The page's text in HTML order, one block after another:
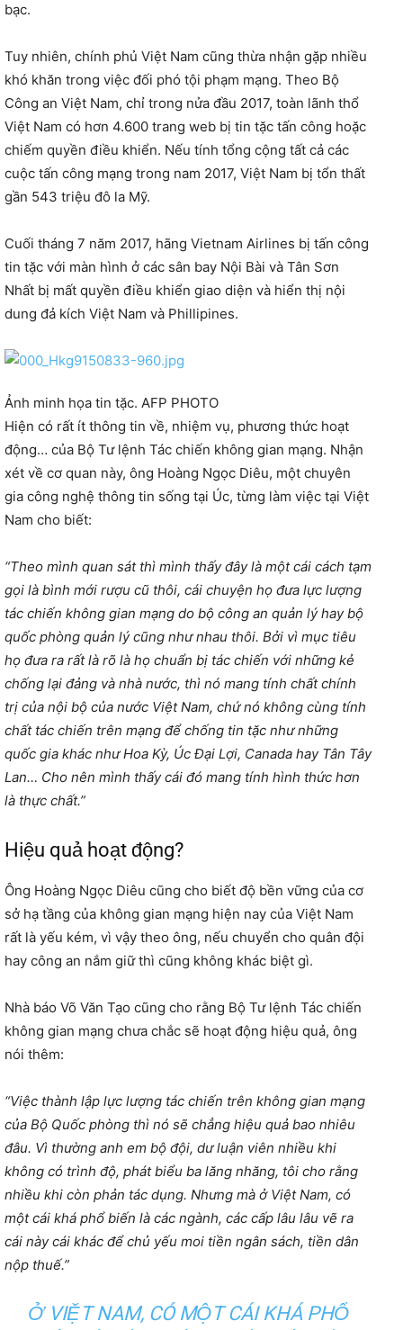
bạc.
Tuy nhiên, chính phủ Việt Nam cũng thừa nhận gặp nhiều
khó khăn trong việc đối phó tội phạm mạng. Theo Bộ
Công an Việt Nam, chỉ trong nửa đầu 2017, toàn lãnh thổ
Việt Nam có hơn 4.600 trang web bị tin tặc tấn công hoặc
chiếm quyền điều khiển. Nếu tính tổng cộng tất cả các
cuộc tấn công mạng trong nam 2017, Việt Nam bị tổn thất
gần 543 triệu đô la Mỹ.
Cuối tháng 7 năm 2017, hãng Vietnam Airlines bị tấn công
tin tặc với màn hình ở các sân bay Nội Bài và Tân Sơn
Nhất bị mất quyền điều khiển giao diện và hiển thị nội
dung đả kích Việt Nam và Phillipines.
Ảnh minh họa tin tặc. AFP PHOTO
Hiện có rất ít thông tin về, nhiệm vụ, phương thức hoạt
động… của Bộ Tư lệnh Tác chiến không gian mạng. Nhận
xét về cơ quan này, ông Hoàng Ngọc Diêu, một chuyên
gia công nghệ thông tin sống tại Úc, từng làm việc tại Việt
Nam cho biết:
“Theo mình quan sát thì mình thấy đây là một cái cách tạm
gọi là bình mới rượu cũ thôi, cái chuyện họ đưa lực lượng
tác chiến không gian mạng do bộ công an quản lý hay bộ
quốc phòng quản lý cũng như nhau thôi. Bởi vì mục tiêu
họ đưa ra rất là rõ là họ chuẩn bị tác chiến với những kẻ
chống lại đảng và nhà nước, thì nó mang tính chất chính
trị của nội bộ của nước Việt Nam, chứ nó không cùng tính
chất tác chiến trên mạng để chống tin tặc như những
quốc gia khác như Hoa Kỳ, Úc Đại Lợi, Canada hay Tân Tây
Lan… Cho nên mình thấy cái đó mang tính hình thức hơn
là thực chất.”
Hiệu quả hoạt động?
Ông Hoàng Ngọc Diêu cũng cho biết độ bền vững của cơ
sở hạ tầng của không gian mạng hiện nay của Việt Nam
rất là yếu kém, vì vậy theo ông, nếu chuyển cho quân đội
hay công an nắm giữ thì cũng không khác biệt gì.
Nhà báo Võ Văn Tạo cũng cho rằng Bộ Tư lệnh Tác chiến
không gian mạng chưa chắc sẽ hoạt động hiệu quả, ông
nói thêm:
“Việc thành lập lực lượng tác chiến trên không gian mạng
của Bộ Quốc phòng thì nó sẽ chẳng hiệu quả bao nhiêu
đâu. Vì thường anh em bộ đội, dư luận viên nhiều khi
không có trình độ, phát biểu ba lăng nhăng, tôi cho rằng
nhiều khi còn phản tác dụng. Nhưng mà ở Việt Nam, có
một cái khá phổ biến là các ngành, các cấp lâu lâu vẽ ra
cái này cái khác để chủ yếu moi tiền ngân sách, tiền dân
nộp thuế.”
Ở VIỆT NAM, CÓ MỘT CÁI KHÁ PHỔ